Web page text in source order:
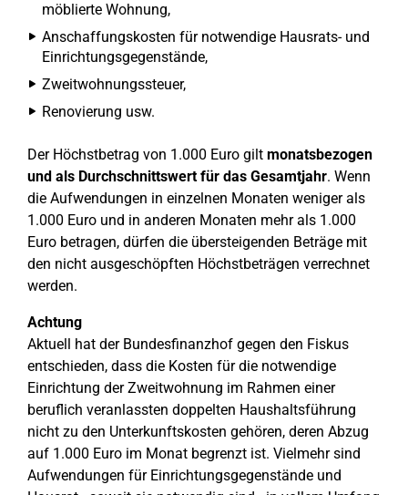
möblierte Wohnung,
Anschaffungskosten für notwendige Hausrats- und
Einrichtungsgegenstände,
Zweitwohnungssteuer,
Renovierung usw.
Der Höchstbetrag von 1.000 Euro gilt monatsbezogen
und als Durchschnittswert für das Gesamtjahr. Wenn
die Aufwendungen in einzelnen Monaten weniger als
1.000 Euro und in anderen Monaten mehr als 1.000
Euro betragen, dürfen die übersteigenden Beträge mit
den nicht ausgeschöpften Höchstbeträgen verrechnet
werden.
Achtung
Aktuell hat der Bundesfinanzhof gegen den Fiskus
entschieden, dass die Kosten für die notwendige
Einrichtung der Zweitwohnung im Rahmen einer
beruflich veranlassten doppelten Haushaltsführung
nicht zu den Unterkunftskosten gehören, deren Abzug
auf 1.000 Euro im Monat begrenzt ist. Vielmehr sind
Aufwendungen für Einrichtungsgegenstände und